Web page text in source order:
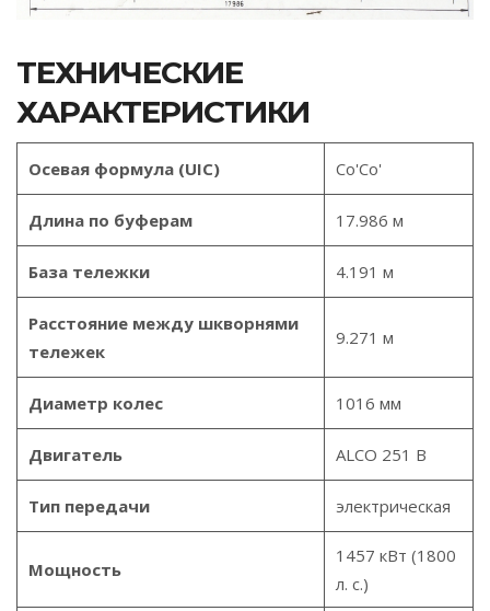
ТЕХНИЧЕСКИЕ
ХАРАКТЕРИСТИКИ
Осевая формула (UIC) Co'Co'
Длина по буферам 17.986 м
База тележки 4.191 м
Расстояние между шкворнями
тележек
9.271 м
Диаметр колес 1016 мм
Двигатель ALCO 251 B
Тип передачи электрическая
Мощность
1457 кВт (1800
л. с.)